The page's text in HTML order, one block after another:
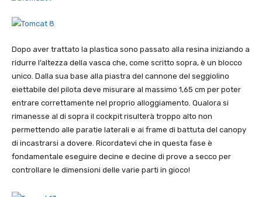
Dopo aver trattato la plastica sono passato alla resina iniziando a
ridurre l’altezza della vasca che, come scritto sopra, è un blocco
unico. Dalla sua base alla piastra del cannone del seggiolino
eiettabile del pilota deve misurare al massimo 1,65 cm per poter
entrare correttamente nel proprio alloggiamento. Qualora si
rimanesse al di sopra il cockpit risulterà troppo alto non
permettendo alle paratie laterali e ai frame di battuta del canopy
di incastrarsi a dovere. Ricordatevi che in questa fase è
fondamentale eseguire decine e decine di prove a secco per
controllare le dimensioni delle varie parti in gioco!